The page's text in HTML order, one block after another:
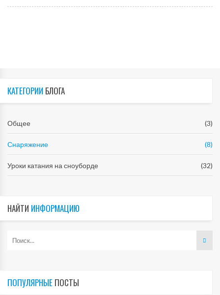
КАТЕГОРИИ БЛОГА
Общее (3)
Снаряжение (8)
Уроки катания на сноуборде (32)
НАЙТИ ИНФОРМАЦИЮ
ПОПУЛЯРНЫЕ ПОСТЫ